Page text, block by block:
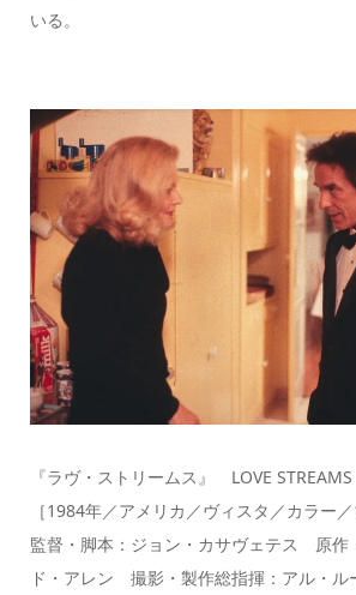
いる。
『ラヴ・ストリームス』 LOVE STREAMS
［1984年／アメリカ／ヴィスタ／カラー／
監督・脚本：ジョン・カサヴェテス 原作
ド・アレン 撮影・製作総指揮：アル・